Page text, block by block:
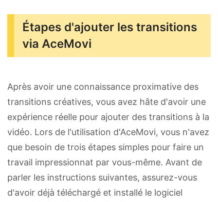
Étapes d'ajouter les transitions
via AceMovi
Après avoir une connaissance proximative des
transitions créatives, vous avez hâte d'avoir une
expérience réelle pour ajouter des transitions à la
vidéo. Lors de l'utilisation d'AceMovi, vous n'avez
que besoin de trois étapes simples pour faire un
travail impressionnat par vous-même. Avant de
parler les instructions suivantes, assurez-vous
d'avoir déjà téléchargé et installé le logiciel